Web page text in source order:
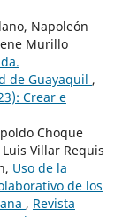
Napoleón
Murillo
de Guayaquil ,
Crear e
Choque
Villar Requis
Uso de la
de los
, Revista